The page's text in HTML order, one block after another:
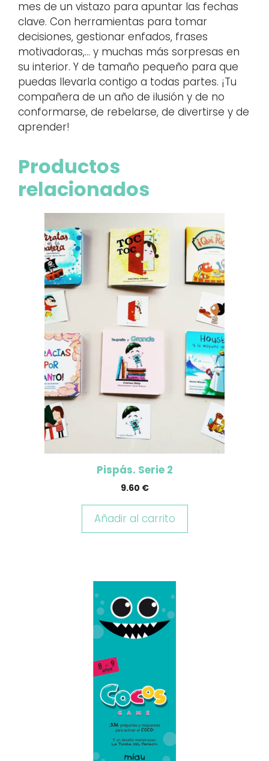
mes de un vistazo para apuntar las fechas
clave. Con herramientas para tomar
decisiones, gestionar enfados, frases
motivadoras,… y muchas más sorpresas en
su interior. Y de tamaño pequeño para que
puedas llevarla contigo a todas partes. ¡Tu
compañera de un año de ilusión y de no
conformarse, de rebelarse, de divertirse y de
aprender!
Productos
relacionados
Pispás. Serie 2
9.60 €
Añadir al carrito